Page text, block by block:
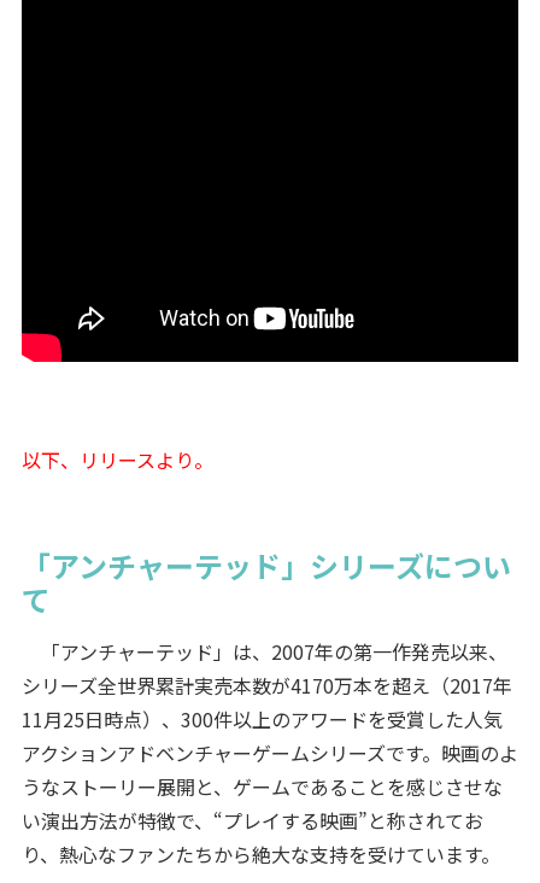
以下、リリースより。
「アンチャーテッド」シリーズについ
て
「アンチャーテッド」は、2007年の第一作発売以来、
シリーズ全世界累計実売本数が4170万本を超え（2017年
11月25日時点）、300件以上のアワードを受賞した人気
アクションアドベンチャーゲームシリーズです。映画のよ
うなストーリー展開と、ゲームであることを感じさせな
い演出方法が特徴で、“プレイする映画”と称されてお
り、熱心なファンたちから絶大な支持を受けています。